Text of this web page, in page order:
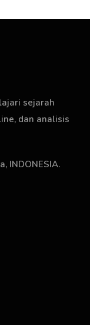
sejarah
dan analisis
INDONESIA.